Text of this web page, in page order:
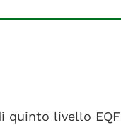
quinto livello EQF